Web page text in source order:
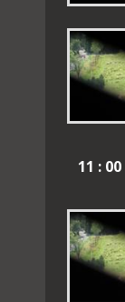
11 : 00